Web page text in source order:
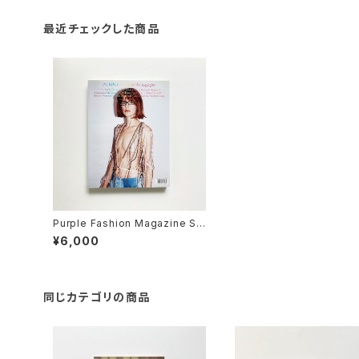
最近チェックした商品
Purple Fashion Magazine Su
mmer 2007 volume 3, issue
7
¥6,000
同じカテゴリの商品